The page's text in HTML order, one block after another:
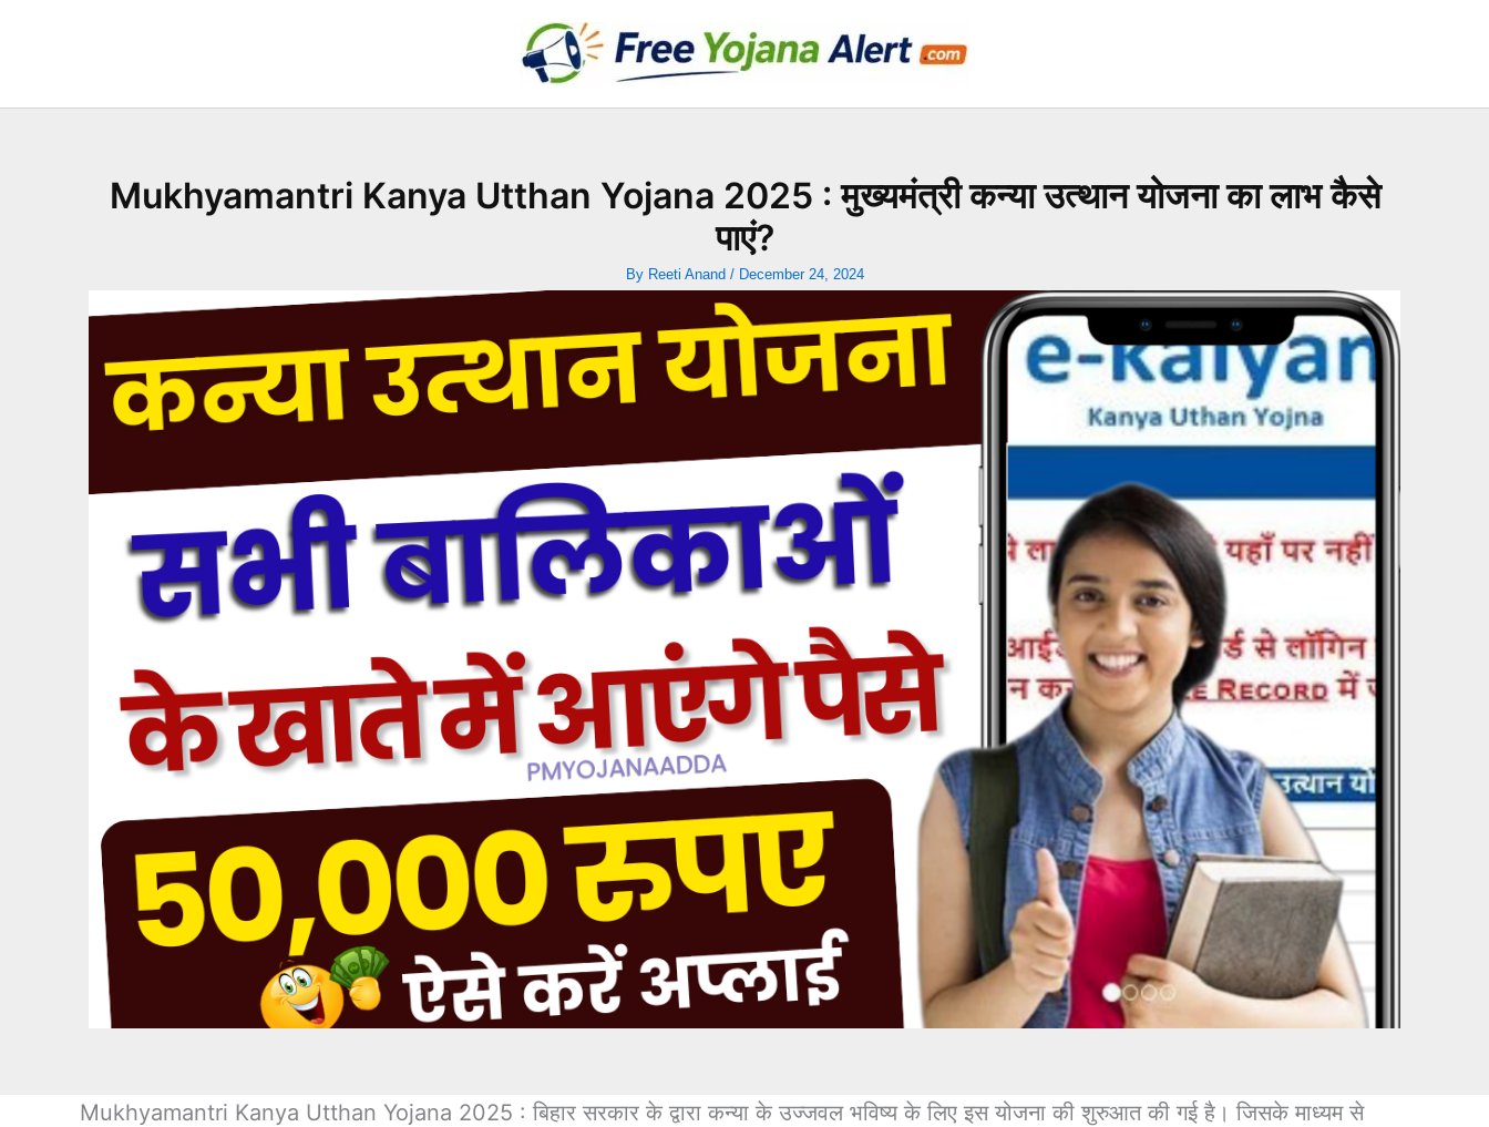
Mukhyamantri Kanya Utthan Yojana 2025 : मुख्यमंत्री कन्या उत्थान योजना का लाभ कैसे
पाएं?
By Reeti Anand / December 24, 2024
Mukhyamantri Kanya Utthan Yojana 2025 : बिहार सरकार के द्वारा कन्या के उज्जवल भविष्य के लिए इस योजना की शुरुआत की गई है। जिसके माध्यम से